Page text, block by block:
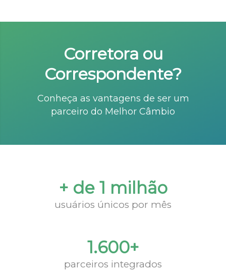
Corretora ou
Correspondente?
Conheça as vantagens de ser um
parceiro do Melhor Câmbio
+ de 1 milhão
usuários únicos por mês
1.600+
parceiros integrados